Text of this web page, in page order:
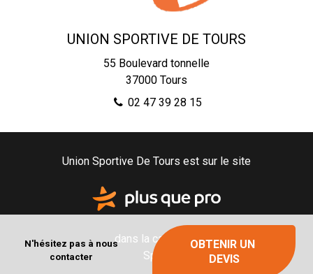
N'hésitez pas à nous
contacter
OBTENIR UN
DEVIS
UNION SPORTIVE DE TOURS
55 Boulevard tonnelle
37000 Tours
02 47 39 28 15
Union Sportive De Tours est sur le site
dans la catégorie
Sport